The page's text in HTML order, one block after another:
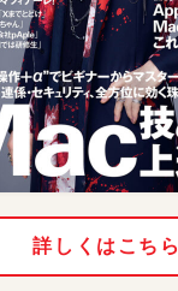
詳しくはこちら